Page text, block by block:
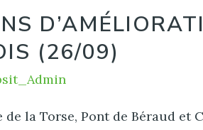
(26/09)
de la Torse, Pont de Béraud